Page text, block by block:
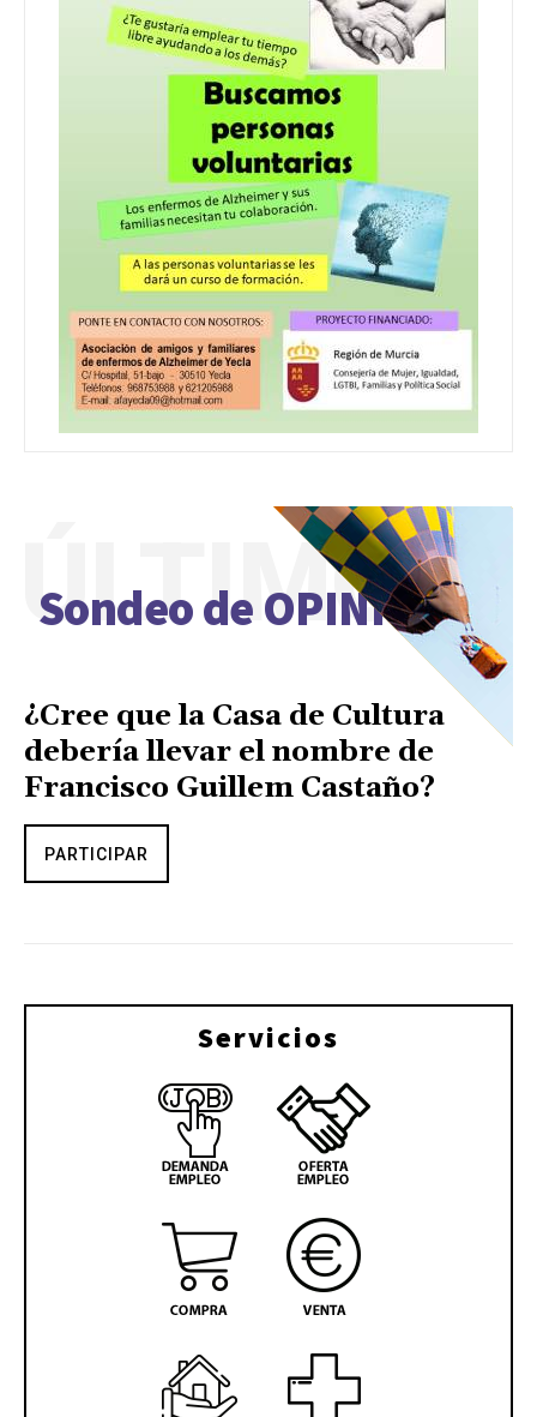
Sondeo de OPINIÓN
ÚLTIMO
¿Cree que la Casa de Cultura
debería llevar el nombre de
Francisco Guillem Castaño?
PARTICIPAR
Servicios